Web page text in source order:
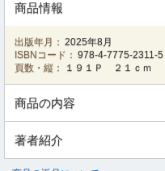
商品情報
出版年月： 2025年8月
ISBNコード： 978-4-7775-2311-5
頁数・縦：
１９１Ｐ ２１ｃｍ
商品の内容
著者紹介